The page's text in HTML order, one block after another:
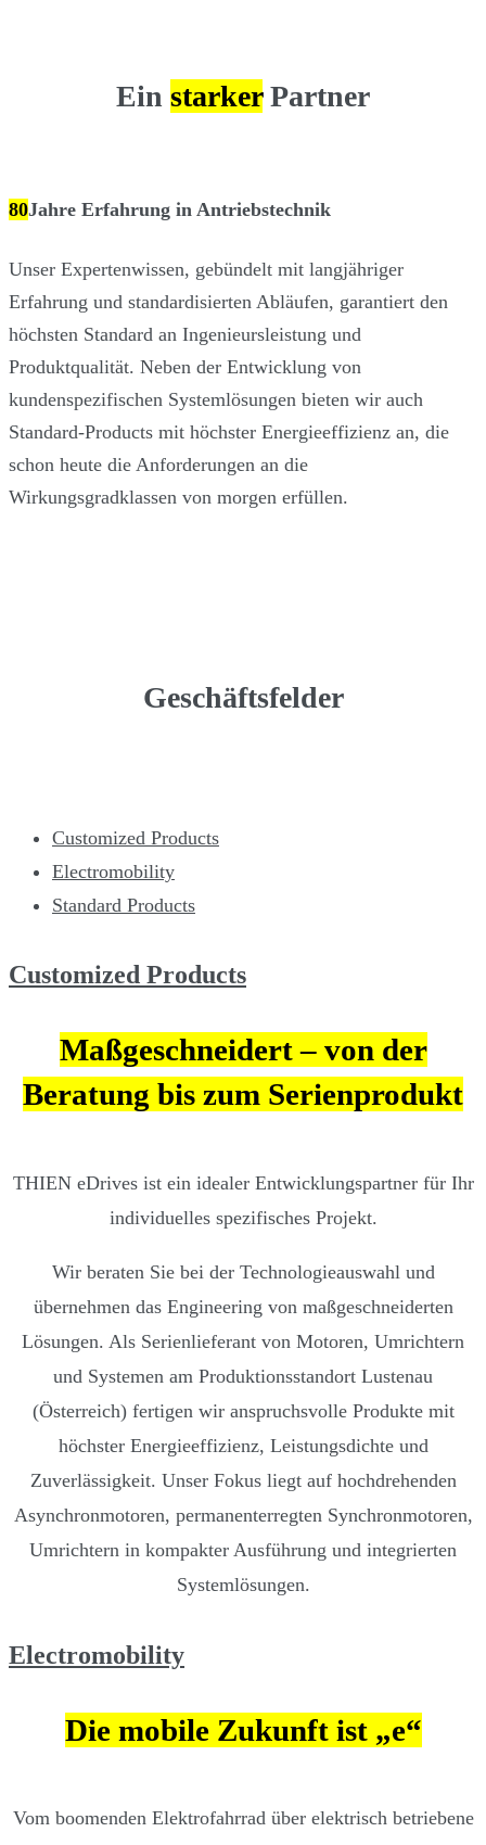
Ein starkerPartner
80Jahre Erfahrung in Antriebstechnik
Unser Expertenwissen, gebündelt mit langjähriger
Erfahrung und standardisierten Abläufen, garantiert den
höchsten Standard an Ingenieursleistung und
Produktqualität. Neben der Entwicklung von
kundenspezifischen Systemlösungen bieten wir auch
Standard-Products mit höchster Energieeffizienz an, die
schon heute die Anforderungen an die
Wirkungsgradklassen von morgen erfüllen.
Geschäftsfelder
Customized Products
Electromobility
Standard Products
Customized Products
Maßgeschneidert – von der
Beratung bis zum Serienprodukt
THIEN eDrives ist ein idealer Entwicklungspartner für Ihr
individuelles spezifisches Projekt.
Wir beraten Sie bei der Technologieauswahl und
übernehmen das Engineering von maßgeschneiderten
Lösungen. Als Serienlieferant von Motoren, Umrichtern
und Systemen am Produktionsstandort Lustenau
(Österreich) fertigen wir anspruchsvolle Produkte mit
höchster Energieeffizienz, Leistungsdichte und
Zuverlässigkeit. Unser Fokus liegt auf hochdrehenden
Asynchronmotoren, permanenterregten Synchronmotoren,
Umrichtern in kompakter Ausführung und integrierten
Systemlösungen.
Electromobility
Die mobile Zukunft ist „e“
Vom boomenden Elektrofahrrad über elektrisch betriebene